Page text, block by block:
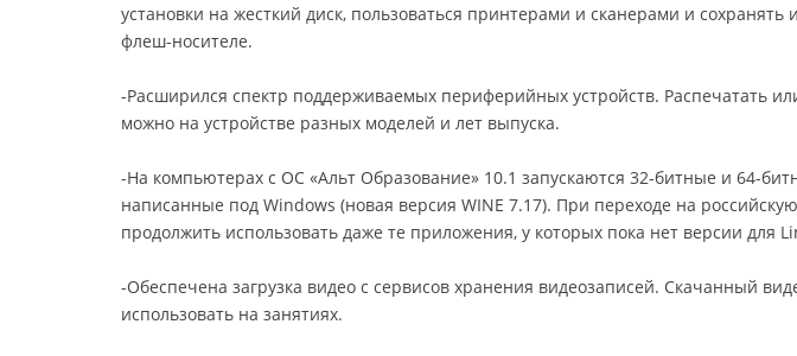
установки на жесткий диск, пользоваться принтерами и сканерами и
флеш-носителе.
-Расширился спектр поддерживаемых периферийных устройств. Распечатать
можно на устройстве разных моделей и лет выпуска.
-На компьютерах с ОС «Альт Образование» 10.1 запускаются 32-битные и 64-
написанные под Windows (новая версия WINE 7.17). При переходе на
продолжить использовать даже те приложения, у которых пока нет версии для
-Обеспечена загрузка видео с сервисов хранения видеозаписей. Скачанный
использовать на занятиях.